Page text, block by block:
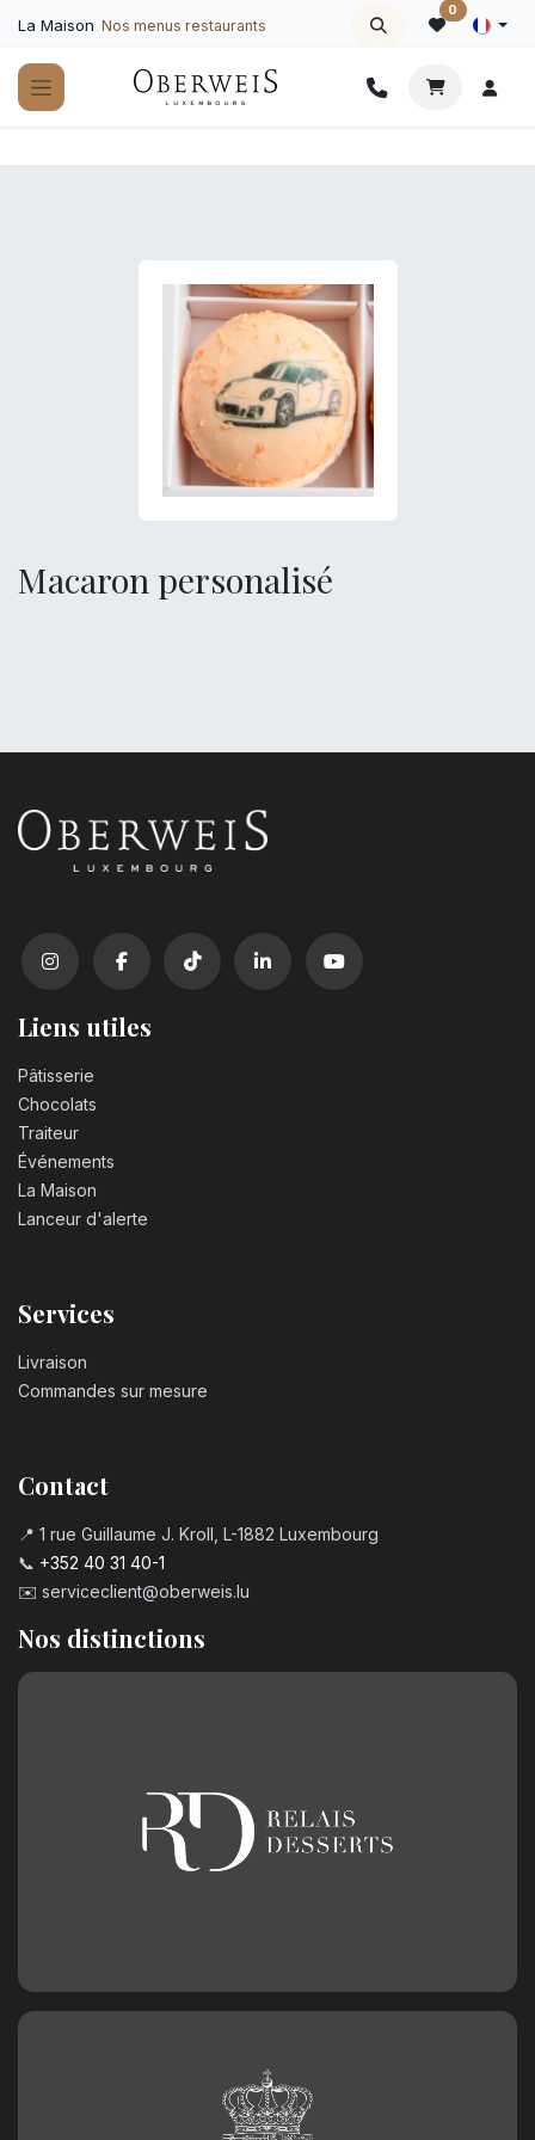
La Maison Nos menus restaurants
0
Macaron personalisé
Liens utiles
Pâtisserie
Chocolats
Traiteur
Événements
La Maison
Lanceur d'alerte
Services
Livraison
Commandes sur mesure
Contact
📍 1 rue Guillaume J. Kroll, L-1882 Luxembourg
📞 +352 40 31 40-1
✉️ serviceclient@oberweis.lu
Nos distinctions